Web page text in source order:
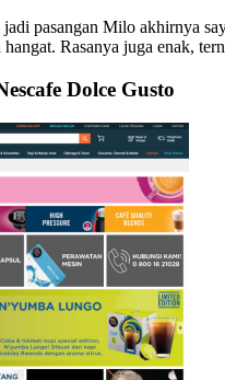
pasangan Milo akhirnya
Rasanya juga enak,
Dolce Gusto